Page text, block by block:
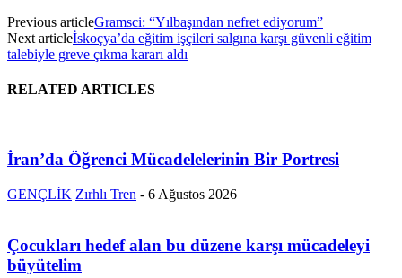
Previous articleGramsci: “Yılbaşından nefret ediyorum”
Next articleİskoçya’da eğitim işçileri salgına karşı güvenli eğitim
talebiyle greve çıkma kararı aldı
RELATED ARTICLES
İran’da Öğrenci Mücadelelerinin Bir Portresi
GENÇLİK Zırhlı Tren - 6 Ağustos 2026
Çocukları hedef alan bu düzene karşı mücadeleyi
büyütelim